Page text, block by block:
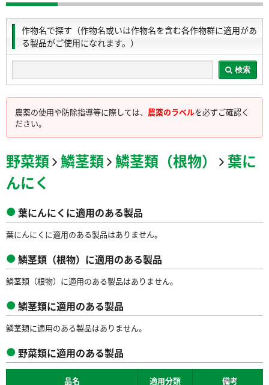
作物名で探す（作物名或いは作物名を含む各作物群に適用があ
る製品がご使用になれます。）
検索
農薬の使用や防除指導等に際しては、 農薬のラベルを必ずご確認く
ださい。
野菜類 鱗茎類 鱗茎類（根物）
葉に
んにく
葉にんにくに適用のある製品
葉にんにくに適用のある製品はありません。
鱗茎類（根物）に適用のある製品
鱗茎類（根物）に適用のある製品はありません。
鱗茎類に適用のある製品
鱗茎類に適用のある製品はありません。
野菜類に適用のある製品
品名 適用分類 備考